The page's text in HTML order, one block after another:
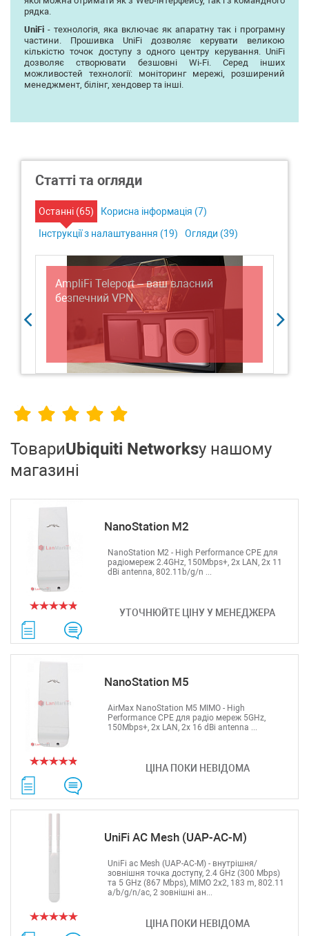
рядка.
UniFi - технологія, яка включає як апаратну так і програмну
частини. Прошивка UniFi дозволяє керувати великою
кількістю точок доступу з одного центру керування. UniFi
дозволяє створювати безшовні Wi-Fi. Серед інших
можливостей технології: моніторинг мережі, розширений
менеджмент, білінг, хендовер та інші.
Статті та огляди
Останні (65) Корисна інформація (7)
Інструкції з налаштування (19) Огляди (39)
AmpliFi Teleport – ваш власний
безпечний VPN
ТовариUbiquiti Networksу нашому
магазині
NanoStation M2
УТОЧНЮЙТЕ ЦІНУ У МЕНЕДЖЕРА
NanoStation M2 - High Performance CPE для
радіомереж 2.4GHz, 150Mbps+, 2x LAN, 2x 11
dBi antenna, 802.11b/g/n ...
NanoStation M5
ЦІНА ПОКИ НЕВІДОМА
AirMax NanoStation M5 MIMO - High
Performance CPE для радіо мереж 5GHz,
150Mbps+, 2x LAN, 2x 16 dBi antenna ...
UniFi AC Mesh (UAP-AC-M)
ЦІНА ПОКИ НЕВІДОМА
UniFi ac Mesh (UAP-AC-M) - внутрішня/
зовнішня точка доступу, 2.4 GHz (300 Mbps)
та 5 GHz (867 Mbps), MIMO 2x2, 183 m, 802.11
a/b/g/n/ac, 2 зовнішні ан...